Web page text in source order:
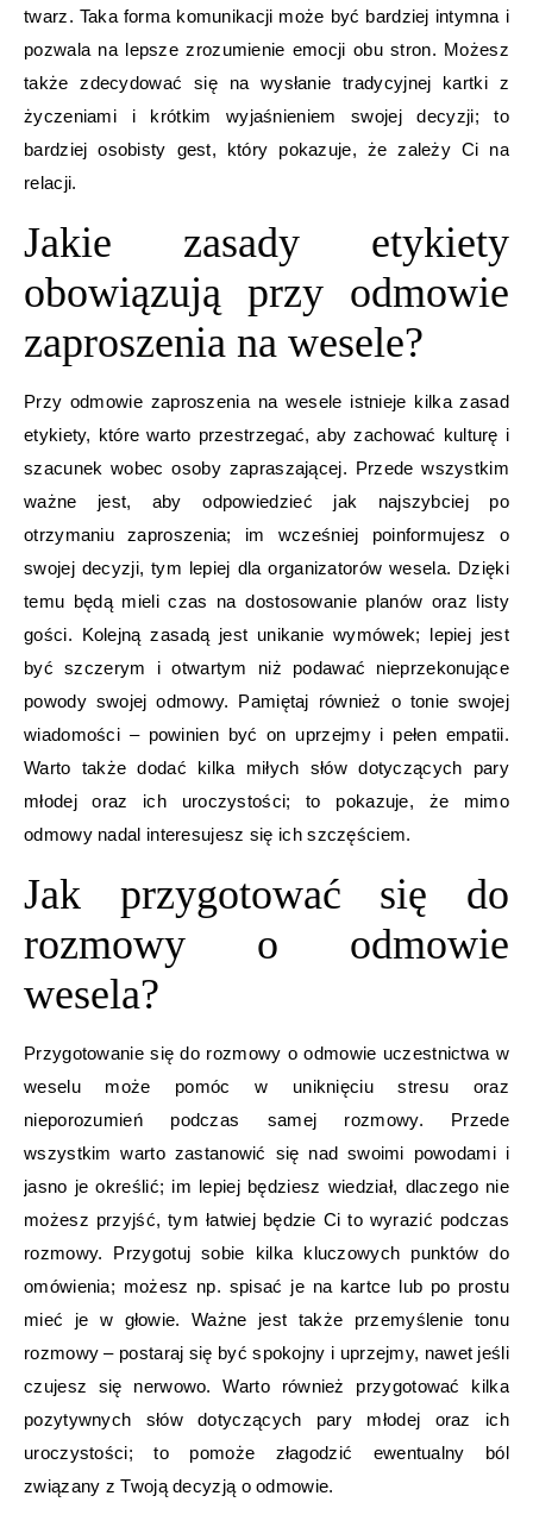
twarz. Taka forma komunikacji może być bardziej intymna i
pozwala na lepsze zrozumienie emocji obu stron. Możesz
także zdecydować się na wysłanie tradycyjnej kartki z
życzeniami i krótkim wyjaśnieniem swojej decyzji; to
bardziej osobisty gest, który pokazuje, że zależy Ci na
relacji.
Jakie zasady etykiety
obowiązują przy odmowie
zaproszenia na wesele?
Przy odmowie zaproszenia na wesele istnieje kilka zasad
etykiety, które warto przestrzegać, aby zachować kulturę i
szacunek wobec osoby zapraszającej. Przede wszystkim
ważne jest, aby odpowiedzieć jak najszybciej po
otrzymaniu zaproszenia; im wcześniej poinformujesz o
swojej decyzji, tym lepiej dla organizatorów wesela. Dzięki
temu będą mieli czas na dostosowanie planów oraz listy
gości. Kolejną zasadą jest unikanie wymówek; lepiej jest
być szczerym i otwartym niż podawać nieprzekonujące
powody swojej odmowy. Pamiętaj również o tonie swojej
wiadomości – powinien być on uprzejmy i pełen empatii.
Warto także dodać kilka miłych słów dotyczących pary
młodej oraz ich uroczystości; to pokazuje, że mimo
odmowy nadal interesujesz się ich szczęściem.
Jak przygotować się do
rozmowy o odmowie
wesela?
Przygotowanie się do rozmowy o odmowie uczestnictwa w
weselu może pomóc w uniknięciu stresu oraz
nieporozumień podczas samej rozmowy. Przede
wszystkim warto zastanowić się nad swoimi powodami i
jasno je określić; im lepiej będziesz wiedział, dlaczego nie
możesz przyjść, tym łatwiej będzie Ci to wyrazić podczas
rozmowy. Przygotuj sobie kilka kluczowych punktów do
omówienia; możesz np. spisać je na kartce lub po prostu
mieć je w głowie. Ważne jest także przemyślenie tonu
rozmowy – postaraj się być spokojny i uprzejmy, nawet jeśli
czujesz się nerwowo. Warto również przygotować kilka
pozytywnych słów dotyczących pary młodej oraz ich
uroczystości; to pomoże złagodzić ewentualny ból
związany z Twoją decyzją o odmowie.